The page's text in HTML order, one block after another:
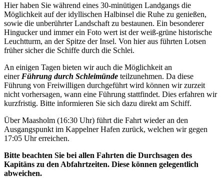
Hier haben Sie während eines 30-minütigen Landgangs die
Möglichkeit auf der idyllischen Halbinsel die Ruhe zu genießen,
sowie die unberührter Landschaft zu bestaunen. Ein besonderer
Hingucker und immer ein Foto wert ist der weiß-grüne historische
Leuchtturm, an der Spitze der Insel. Von hier aus führten Lotsen
früher sicher die Schiffe durch die Schlei.
An einigen Tagen bieten wir auch die Möglichkeit an
einer Führung durch Schleimünde teilzunehmen. Da diese
Führung von Freiwilligen durchgeführt wird können wir zurzeit
nicht vorhersagen, wann eine Führung stattfindet. Dies erfahren wir
kurzfristig. Bitte informieren Sie sich dazu direkt am Schiff.
Über Maasholm (16:30 Uhr) führt die Fahrt wieder an den
Ausgangspunkt im Kappelner Hafen zurück, welchen wir gegen
17:05 Uhr erreichen.
Bitte beachten Sie bei allen Fahrten die Durchsagen des
Kapitäns zu den Abfahrtzeiten. Diese können gelegentlich
abweichen.